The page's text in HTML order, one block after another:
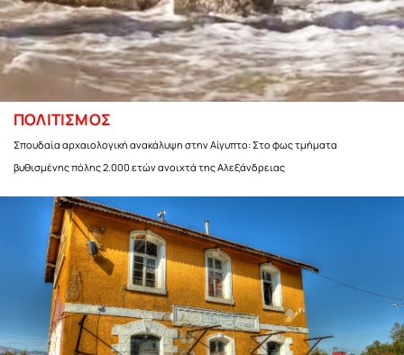
ΠΟΛΙΤΙΣΜΟΣ
Σπουδαία αρχαιολογική ανακάλυψη στην Αίγυπτο: Στο φως τμήματα
βυθισμένης πόλης 2.000 ετών ανοιχτά της Αλεξάνδρειας